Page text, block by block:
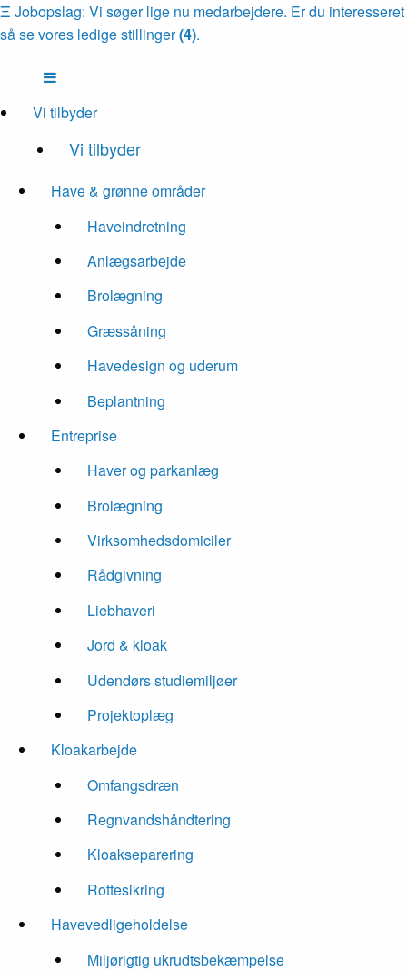
Ξ Jobopslag: Vi søger lige nu medarbejdere. Er du interesseret
så se vores ledige stillinger(4).
Vi tilbyder
Vi tilbyder
Have & grønne områder
Haveindretning
Anlægsarbejde
Brolægning
Græssåning
Havedesign og uderum
Beplantning
Entreprise
Haver og parkanlæg
Brolægning
Virksomhedsdomiciler
Rådgivning
Liebhaveri
Jord & kloak
Udendørs studiemiljøer
Projektoplæg
Kloakarbejde
Omfangsdræn
Regnvandshåndtering
Kloakseparering
Rottesikring
Havevedligeholdelse
Miljørigtig ukrudtsbekæmpelse